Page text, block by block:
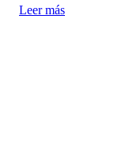
Leer más